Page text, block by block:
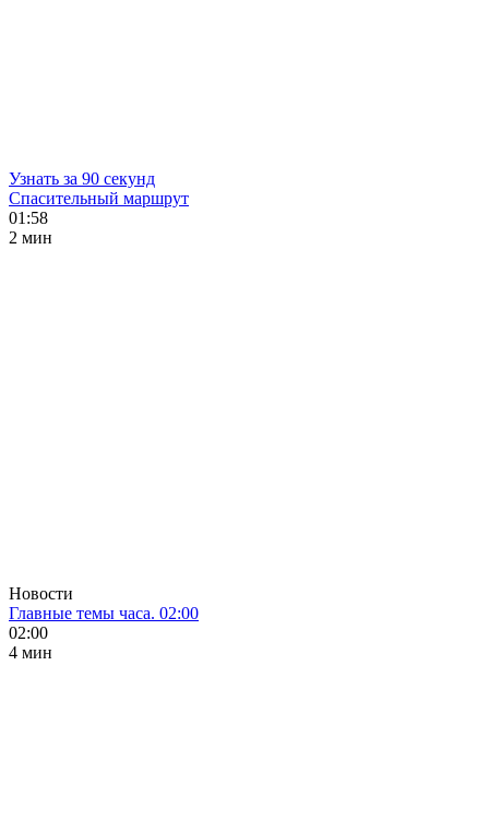
Узнать за 90 секунд
Спасительный маршрут
01:58
2 мин
Новости
Главные темы часа. 02:00
02:00
4 мин